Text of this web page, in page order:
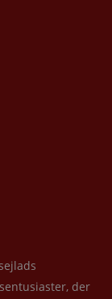
der